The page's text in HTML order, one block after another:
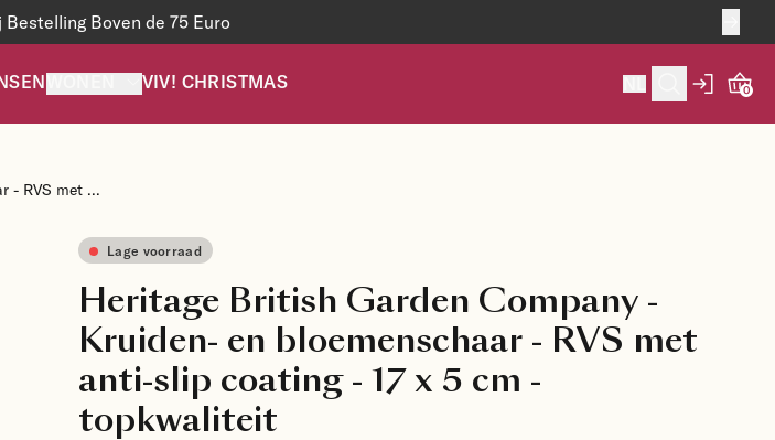
Boven de 75 Euro
VIV! CHRISTMAS 0
- RVS met ...
Lage voorraad
Heritage British Garden Company -
Kruiden- en bloemenschaar - RVS met
anti-slip coating - 17 x 5 cm -
topkwaliteit